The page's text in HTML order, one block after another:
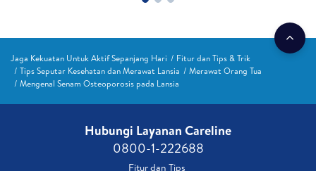
Jaga Kekuatan Untuk Aktif Sepanjang Hari
Fitur dan Tips & Trik
Tips Seputar Kesehatan dan Merawat Lansia
Merawat Orang Tua
Mengenal Senam Osteoporosis pada Lansia
Hubungi Layanan Careline​
0800-1-222688​
Fitur dan Tips ​